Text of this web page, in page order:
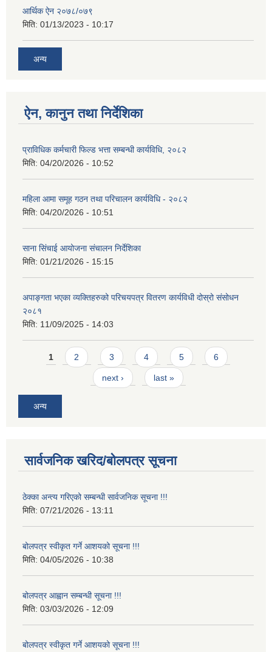
आर्थिक ऐन २०७८/०७९
मिति: 01/13/2023 - 10:17
अन्य
ऐन, कानुन तथा निर्देशिका
प्राविधिक कर्मचारी फिल्ड भत्ता सम्बन्धी कार्यविधि, २०८२
मिति: 04/20/2026 - 10:52
महिला आमा समूह गठन तथा परिचालन कार्यविधि - २०८२
मिति: 04/20/2026 - 10:51
साना सिंचाई आयोजना संचालन निर्देशिका
मिति: 01/21/2026 - 15:15
अपाङ्गता भएका व्यक्तिहरुको परिचयपत्र वितरण कार्यविधी दोस्रो संसोधन
२०८१
मिति: 11/09/2025 - 14:03
Pages
1 2 3 4 5 6
next › last »
अन्य
सार्वजनिक खरिद/बोलपत्र सूचना
ठेक्का अन्त्य गरिएको सम्बन्धी सार्वजनिक सूचना !!!
मिति: 07/21/2026 - 13:11
बोलपत्र स्वीकृत गर्ने आशयको सूचना !!!
मिति: 04/05/2026 - 10:38
बोलपत्र आह्वान सम्बन्धी सूचना !!!
मिति: 03/03/2026 - 12:09
बोलपत्र स्वीकृत गर्ने आशयको सूचना !!!